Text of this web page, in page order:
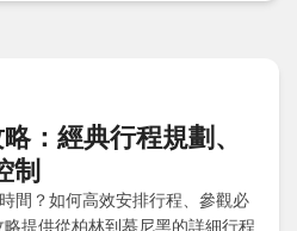
：經典行程規劃、
制
間？如何高效安排行程、參觀必
提供從柏林到慕尼黑的詳細行程